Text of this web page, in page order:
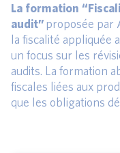
La formation
audit” proposée par
la fiscalité appliquée
un focus sur les
audits. La formation
fiscales liées aux
que les obligations